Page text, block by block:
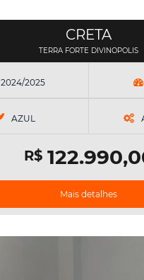
CRETA
TERRA FORTE DIVINOPOLIS
2024/2025
AZUL
R$
Mais detalhes